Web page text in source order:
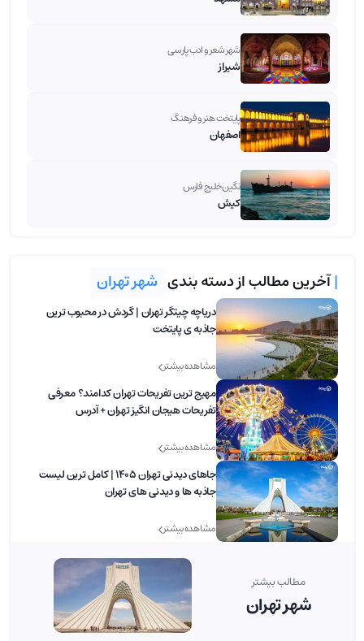
شهر شعر و ادب پارسی
شیراز
پایتخت هنر و فرهنگ
اصفهان
نگین خلیج فارس
کیش
|آخرین مطالب از دسته بندی شهر تهران
دریاچه چیتگر تهران | گردش در محبوب ترین
جاذبه ی پایتخت
مشاهده بیشتر
مهیج ترین تفریحات تهران کدامند؟ معرفی
تفریحات هیجان انگیز تهران + آدرس
مشاهده بیشتر
جاهای دیدنی تهران 1405 | کامل ترین لیست
جاذبه ها و دیدنی های تهران
مشاهده بیشتر
مطالب بیشتر
شهر تهران